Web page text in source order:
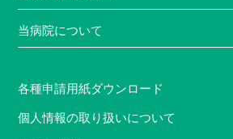
当病院について
各種申請用紙ダウンロード
個人情報の取り扱いについて